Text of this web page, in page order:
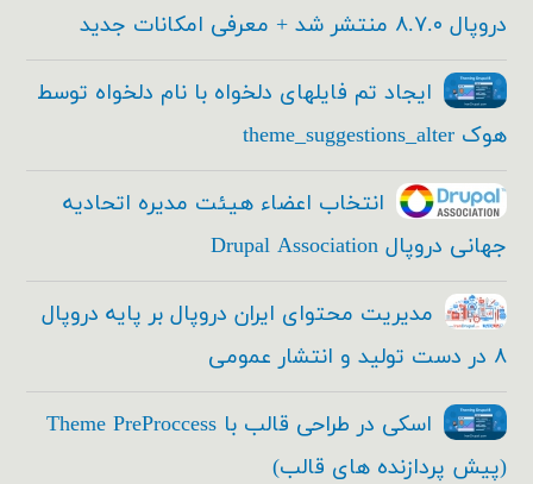
دروپال ۸.۷.۰ منتشر شد + معرفی امکانات جدید
ایجاد تم فایلهای دلخواه با نام دلخواه توسط
هوک theme_suggestions_alter
انتخاب اعضاء هیئت مدیره اتحادیه
جهانی دروپال Drupal Association
مدیریت محتوای ایران دروپال بر پایه دروپال
۸ در دست تولید و انتشار عمومی
اسکی در طراحی قالب با Theme PreProccess
(پیش پردازنده های قالب)